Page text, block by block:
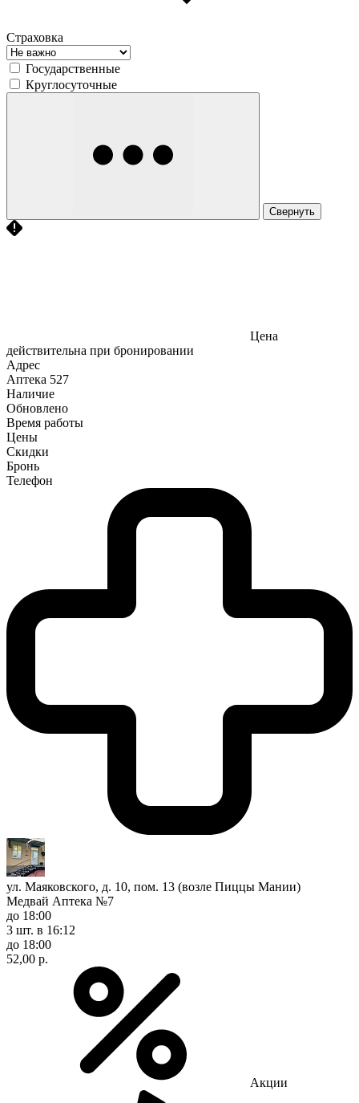
Страховка
Государственные
Круглосуточные
Свернуть
Цена
действительна при бронировании
Адрес
Аптека 527
Наличие
Обновлено
Время работы
Цены
Скидки
Бронь
Телефон
ул. Маяковского, д. 10, пом. 13 (возле Пиццы Мании)
Медвай Аптека №7
до 18:00
3 шт. в 16:12
до 18:00
52,00 р.
Акции